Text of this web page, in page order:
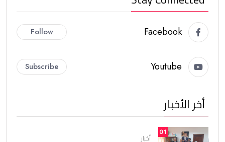
Facebook
Follow
Youtube
Subscribe
أخر الأخبار
01
أخبار